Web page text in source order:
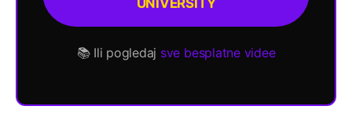
UNIVERSITY
📚 Ili pogledaj sve besplatne videe